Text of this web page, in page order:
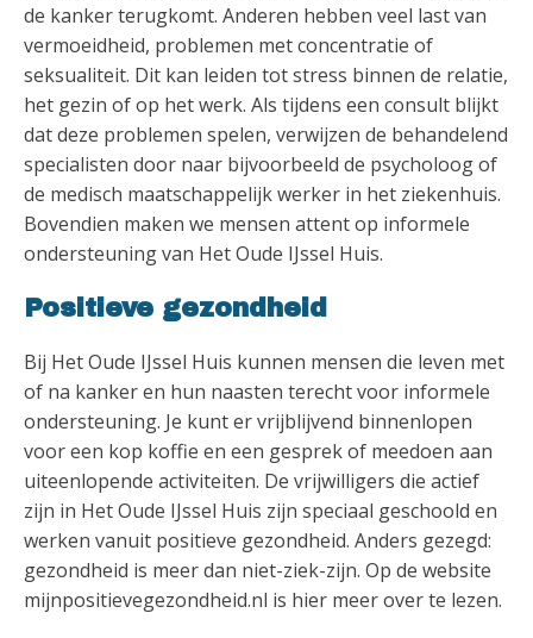
de kanker terugkomt. Anderen hebben veel last van
vermoeidheid, problemen met concentratie of
seksualiteit. Dit kan leiden tot stress binnen de relatie,
het gezin of op het werk. Als tijdens een consult blijkt
dat deze problemen spelen, verwijzen de behandelend
specialisten door naar bijvoorbeeld de psycholoog of
de medisch maatschappelijk werker in het ziekenhuis.
Bovendien maken we mensen attent op informele
ondersteuning van Het Oude IJssel Huis.
Positieve gezondheid
Bij Het Oude IJssel Huis kunnen mensen die leven met
of na kanker en hun naasten terecht voor informele
ondersteuning. Je kunt er vrijblijvend binnenlopen
voor een kop koffie en een gesprek of meedoen aan
uiteenlopende activiteiten. De vrijwilligers die actief
zijn in Het Oude IJssel Huis zijn speciaal geschoold en
werken vanuit positieve gezondheid. Anders gezegd:
gezondheid is meer dan niet-ziek-zijn. Op de website
mijnpositievegezondheid.nl is hier meer over te lezen.